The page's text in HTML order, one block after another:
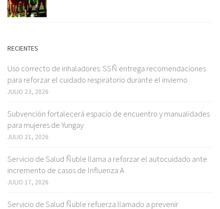
RECIENTES
Uso correcto de inhaladores: SSÑ entrega recomendaciones
para reforzar el cuidado respiratorio durante el invierno
JULIO 23, 2026
Subvención fortalecerá espacio de encuentro y manualidades
para mujeres de Yungay
JULIO 21, 2026
Servicio de Salud Ñuble llama a reforzar el autocuidado ante
incremento de casos de Influenza A
JULIO 17, 2026
Servicio de Salud Ñuble refuerza llamado a prevenir